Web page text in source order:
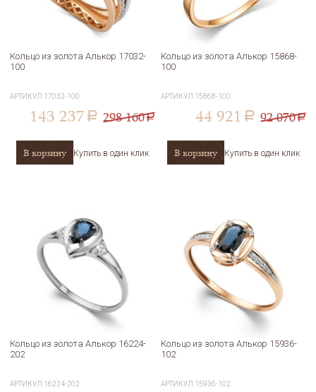
Кольцо из золота Алькор 17032-
100
АРТИКУЛ 17032-100
143 237 a 298 160a
В корзину Купить в один клик
Кольцо из золота Алькор 15868-
100
АРТИКУЛ 15868-100
44 921 a 92 070a
В корзину Купить в один клик
Кольцо из золота Алькор 16224-
202
АРТИКУЛ 16224-202
Кольцо из золота Алькор 15936-
102
АРТИКУЛ 15936-102